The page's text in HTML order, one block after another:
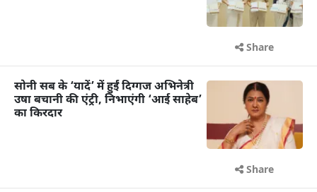
Share
सोनी सब के ‘यादें’ में हुईं दिग्गज अभिनेत्री
उषा बचानी की एंट्री, निभाएंगी ‘आई साहेब’
का किरदार
Share